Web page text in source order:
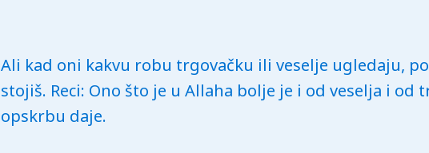
Ali kad oni kakvu robu trgovačku ili veselje ugledaju,
stojiš. Reci: Ono što je u Allaha bolje je i od veselja i od
opskrbu daje.